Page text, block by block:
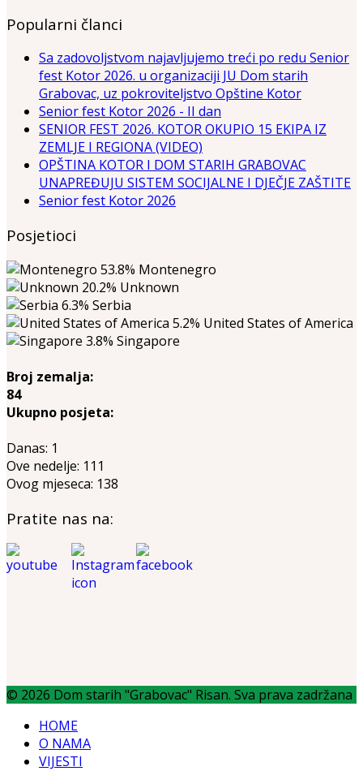
Popularni članci
Sa zadovoljstvom najavljujemo treći po redu Senior
fest Kotor 2026. u organizaciji JU Dom starih
Grabovac, uz pokroviteljstvo Opštine Kotor
Senior fest Kotor 2026 - II dan
SENIOR FEST 2026. KOTOR OKUPIO 15 EKIPA IZ
ZEMLJE I REGIONA (VIDEO)
OPŠTINA KOTOR I DOM STARIH GRABOVAC
UNAPREĐUJU SISTEM SOCIJALNE I DJEČJE ZAŠTITE
Senior fest Kotor 2026
Posjetioci
53.8% Montenegro
20.2% Unknown
6.3% Serbia
5.2% United States of America
3.8% Singapore
Broj zemalja:
84
Ukupno posjeta:
Danas: 1
Ove nedelje: 111
Ovog mjeseca: 138
Pratite nas na:
© 2026 Dom starih "Grabovac" Risan. Sva prava zadržana
HOME
O NAMA
VIJESTI